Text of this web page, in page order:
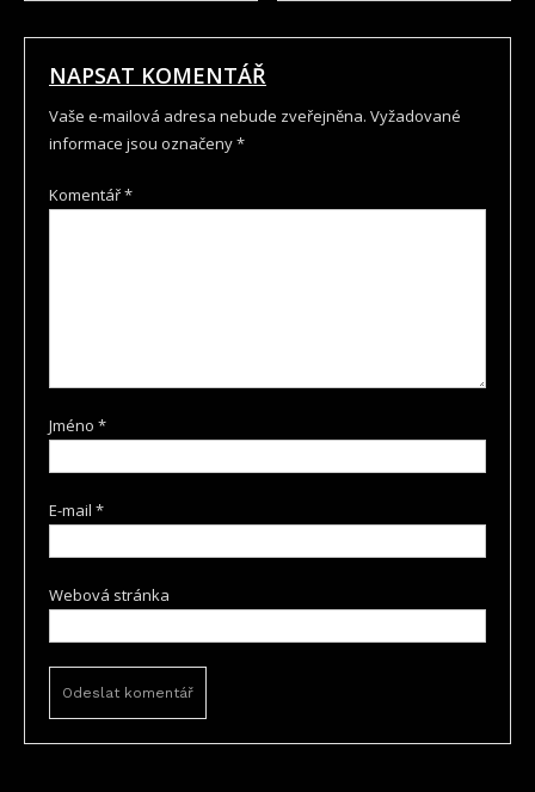
PRO
PŘÍSPĚVEK
NAPSAT KOMENTÁŘ
Vaše e-mailová adresa nebude zveřejněna. Vyžadované
informace jsou označeny*
Komentář*
Jméno *
E-mail *
Webová stránka